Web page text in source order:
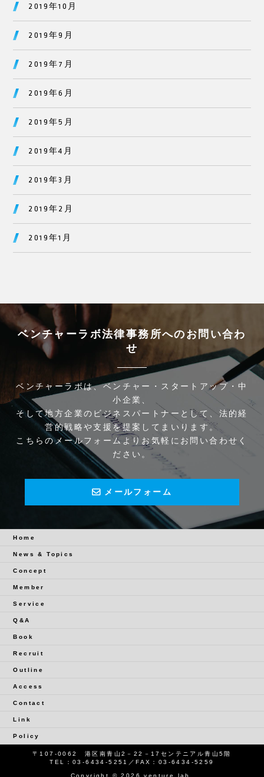
2019年10月
2019年9月
2019年7月
2019年6月
2019年5月
2019年4月
2019年3月
2019年2月
2019年1月
ベンチャーラボ法律事務所へのお問い合わ
せ
ベンチャーラボは、ベンチャー・スタートアップ・中
小企業、
そして地方企業のビジネスパートナーとして、法的経
営的戦略や支援を提案してまいります。
こちらのメールフォームよりお気軽にお問い合わせく
ださい。
メールフォーム
Home
News & Topics
Concept
Member
Service
Q&A
Book
Recruit
Outline
Access
Contact
Link
Policy
〒107-0062 港区南青山2－22－17センテニアル青山5階
TEL： 03-6434-5251 ／FAX：03-6434-5259
Copyright © 2026 venture lab.